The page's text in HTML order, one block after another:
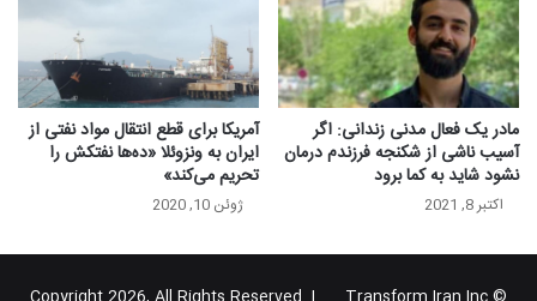
مادر یک فعال مدنی زندانی: اگر
آسیب ناشی از شکنجه فرزندم درمان
نشود شاید به کما برود
اکتبر 8, 2021
آمریکا برای قطع انتقال مواد نفتی از
ایران به ونزوئلا «ده‌ها نفتکش را
تحریم می‌کند»
ژوئن 10, 2020